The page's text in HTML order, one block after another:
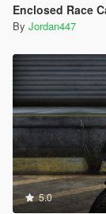
Enclosed Race
By Jordan447
5.0